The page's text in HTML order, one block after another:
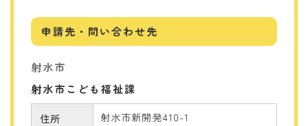
申請先・問い合わせ先
射水市
射水市こども福祉課
住所 射水市新開発410-1